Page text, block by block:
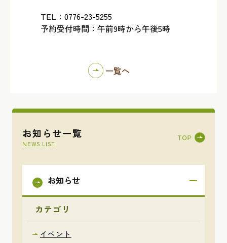
お知らせ一覧
NEWS LIST
お知らせ
カテゴリ
イベント
TEL：0776-23-5255
予約受付時間：午前9時から午後5時
一覧へ